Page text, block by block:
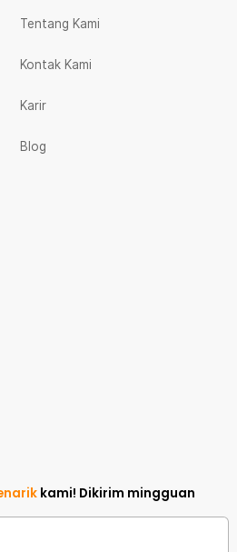
Tentang Kami
Kontak Kami
Karir
Blog
kami! Dikirim mingguan